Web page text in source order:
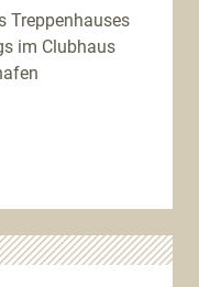
Treppenhauses
im Clubhaus